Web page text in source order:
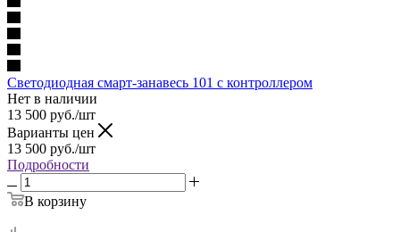
Светодиодная смарт-занавесь 101 с контроллером
Нет в наличии
13 500 руб./шт
Варианты цен
13 500 руб./шт
Подробности
В корзину